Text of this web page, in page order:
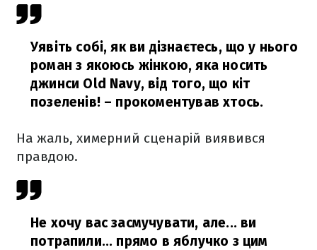
Уявіть собі, як ви дізнаєтесь, що у нього
роман з якоюсь жінкою, яка носить
джинси Old Navy, від того, що кіт
позеленів!– прокоментував хтось.
На жаль, химерний сценарій виявився
правдою.
Не хочу вас засмучувати, але... ви
потрапили... прямо в яблучко з цим